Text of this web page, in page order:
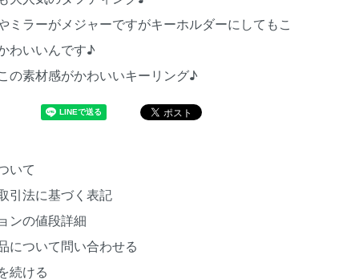
ミラーがメジャーですがキーホルダーにしてもこ
わいいんです♪
の素材感がかわいいキーリング♪
いて
引法に基づく表記
ンの値段詳細
について問い合わせる
続ける